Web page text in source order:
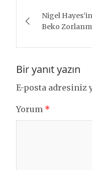
gezinmesi
Nigel
Beko
Bir yanıt yazın
E-posta adresiniz
Yorum *